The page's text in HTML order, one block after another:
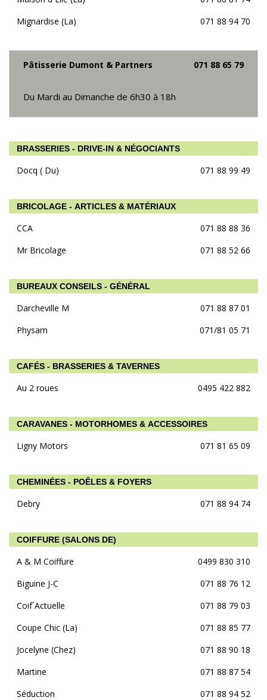
Mignardise (La)
071 88 94 70
Pâtisserie Dumont & Partners 071 88 65 79
Du Mardi au Dimanche de 6h30 à 18h
BRASSERIES - DRIVE-IN & NÉGOCIANTS
Docq ( Du) 071 88 99 49
BRICOLAGE - ARTICLES & MATÉRIAUX
CCA
071 88 88 36
Mr Bricolage
071 88 52 66
BUREAUX CONSEILS - GÉNÉRAL
Darcheville M
071 88 87 01
Physam
071/81 05 71
CAFÉS - BRASSERIES & TAVERNES
Au 2 roues 0495 422 882
CARAVANES - MOTORHOMES & ACCESSOIRES
Ligny Motors 071 81 65 09
CHEMINÉES - POÊLES & FOYERS
Debry 071 88 94 74
COIFFURE (SALONS DE)
A & M Coiffure
0499 830 310
Biguine J-C
071 88 76 12
Coif´Actuelle
071 88 79 03
Coupe Chic (La)
071 88 85 77
Jocelyne (Chez)
071 88 90 18
Martine
071 88 87 54
Séduction
071 88 94 52